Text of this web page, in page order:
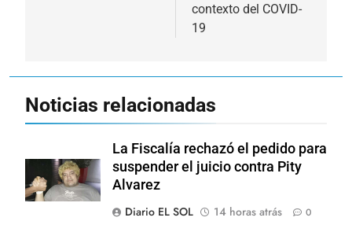
contexto del COVID-
19
Noticias relacionadas
La Fiscalía rechazó el pedido para
suspender el juicio contra Pity
Alvarez
Diario EL SOL
14 horas atrás 0